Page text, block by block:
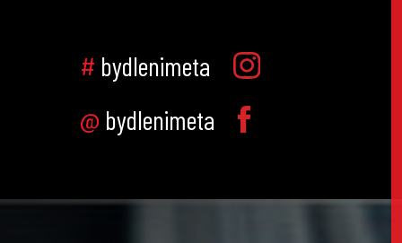
# bydlenimeta
@ bydlenimeta